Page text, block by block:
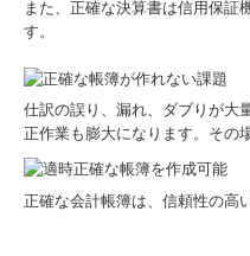
また、正確な決算書は信用保証
す。
仕訳の誤り、漏れ、ダブりが大
正作業も膨大になります。その
正確な会計帳簿は、信頼性の高